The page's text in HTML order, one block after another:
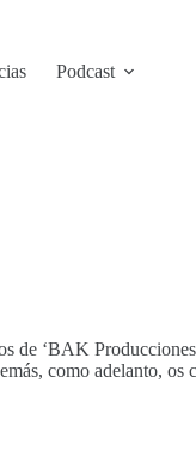
Podcast
de ‘BAK
como adelanto, os